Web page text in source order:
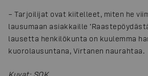
– Tarjoilijat ovat kiitelleet, miten he
lausumaan asiakkaille
lausetta henkilökunta on kuulemma
kuorolausuntana, Virtanen naurahtaa.